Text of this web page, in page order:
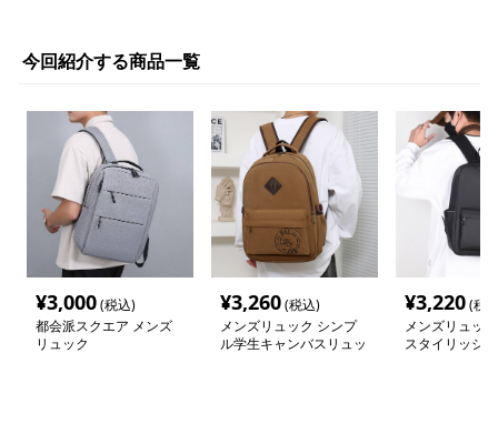
今回紹介する商品一覧
¥3,000(税込)
都会派スクエア メンズ
リュック
¥3,260(税込)
メンズリュック シンプ
ル学生キャンバスリュッ
¥3,220(税
メンズリュッ
スタイリッシ